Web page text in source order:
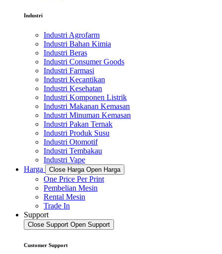
Industri
Industri Agrofarm
Industri Bahan Kimia
Industri Beras
Industri Consumer Goods
Industri Farmasi
Industri Kecantikan
Industri Kesehatan
Industri Komponen Listrik
Industri Makanan Kemasan
Industri Minuman Kemasan
Industri Pakan Ternak
Industri Produk Susu
Industri Otomotif
Industri Tembakau
Industri Vape
Harga
Close Harga Open Harga
One Price Per Print
Pembelian Mesin
Rental Mesin
Trade In
Support
Close Support Open Support
Customer Support